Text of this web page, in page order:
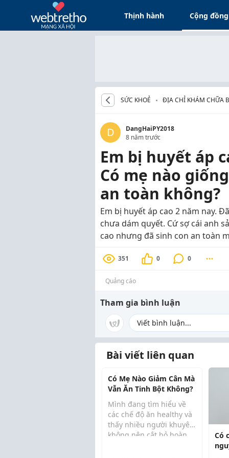
Thịnh hành Cộng đồng
SỨC KHOẺ ĐỊA CHỈ KHÁM CHỮA
D
DangHaiPY2018
8 năm trước
Em bị huyết áp
Có mẹ nào
an toàn không?
Em bị huyết áp cao 2 năm nay.
chưa dám quyết. Cứ sợ cái anh
cao nhưng đã sinh con an toàn
351 0 0
Quảng cáo
Tham gia bình luận
Bài viết liên quan
Có Mẹ Nào Giảm Cân Mà
Vẫn Ăn Tinh Bột Không?
Mình đang tìm hiểu về
các chế độ ăn healthy và
thấy nhiều người khuyên
không nên cắt bỏ hoàn
Có